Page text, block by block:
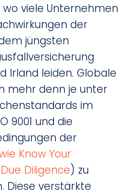
viele Unternehmen
der
jüngsten
Irland leiden. Globale
mehr denn je unter
im
9001 und die
der
Know Your
Diligence) zu
Diese verstärkte